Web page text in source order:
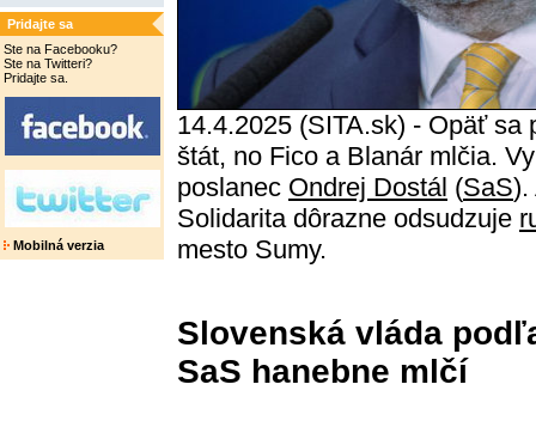
Pridajte sa
Ste na Facebooku?
Ste na Twitteri?
Pridajte sa.
Mobilná verzia
14.4.2025 (SITA.sk) - Opäť
štát, no Fico a Blanár mlčia.
poslanec Ondrej Dostál (SaS).
Solidarita dôrazne odsudzuje
mesto Sumy.
Slovenská vláda
SaS hanebne mlčí